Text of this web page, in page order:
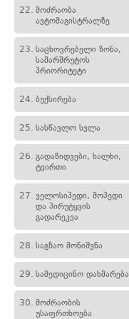
22. მოძრაობა
ავტომაგისტრალზე
23. საცხოვრებელი ზონა,
სამარშრუტოს
პრიორიტეტი
24. ბუქსირება
25. სასწავლო სვლა
26. გადაზიდვები, ხალხი,
ტვირთი
27. ველოსიპედი, მოპედი
და პირუტყვის
გადარეკვა
28. საგზაო მონიშვნა
29. სამედიცინო დახმარება
30. მოძრაობის
უსაფრთხოება